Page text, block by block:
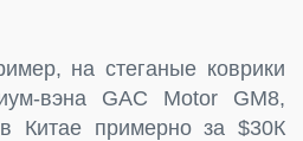
на стеганые коврики
вэна GAC Motor GM8,
Китае примерно за $30К